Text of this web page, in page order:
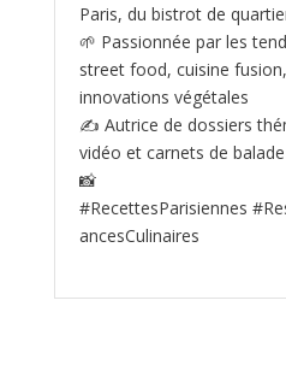
Paris, du bistrot de
🌱 Passionnée par les
street food, cuisine
innovations végétales
✍️ Autrice de dossiers
vidéo et carnets de
📸
#RecettesParisiennes
ancesCulinaires